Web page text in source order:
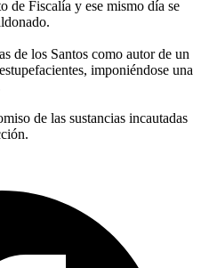
de Fiscalía y ese mismo día se
de los Santos como autor de un
imponiéndose una
de las sustancias incautadas